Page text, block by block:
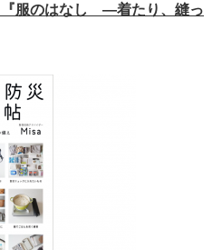
『服のはなし ―着たり、縫っ